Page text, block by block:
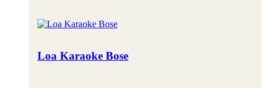
Loa Karaoke Bose